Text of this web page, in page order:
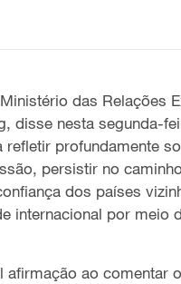
das Relações
disse nesta segunda-
refletir profundamente
persistir no
dos países
internacional por meio
afirmação ao comentar